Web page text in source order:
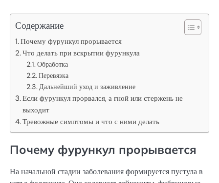
Содержание
Почему фурункул прорывается
Что делать при вскрытии фурункула
Обработка
Перевязка
Дальнейший уход и заживление
Если фурункул прорвался, а гной или стержень не
выходит
Тревожные симптомы и что с ними делать
Почему фурункул прорывается
На начальной стадии заболевания формируется пустула в